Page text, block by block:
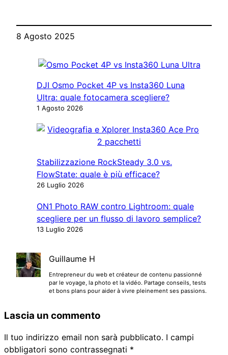
cinematografica!
8 Agosto 2025
DJI Osmo Pocket 4P vs Insta360 Luna
Ultra: quale fotocamera scegliere?
1 Agosto 2026
Stabilizzazione RockSteady 3.0 vs.
FlowState: quale è più efficace?
26 Luglio 2026
ON1 Photo RAW contro Lightroom: quale
scegliere per un flusso di lavoro semplice?
13 Luglio 2026
Guillaume H
Entrepreneur du web et créateur de contenu passionné
par le voyage, la photo et la vidéo. Partage conseils, tests
et bons plans pour aider à vivre pleinement ses passions.
Lascia un commento
Il tuo indirizzo email non sarà pubblicato. I campi
obbligatori sono contrassegnati *